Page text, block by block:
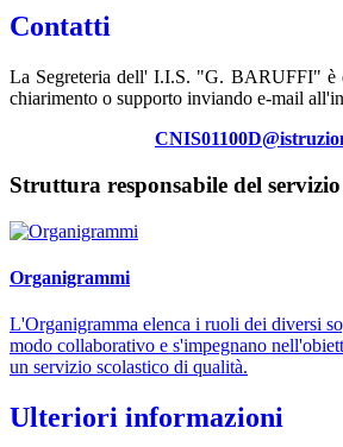
Contatti
La Segreteria dell' I.I.S. "G. BARUFFI" è
chiarimento o supporto inviando e-mail
Struttura responsabile del servizio
Organigrammi
L'Organigramma elenca i ruoli dei diversi
modo collaborativo e s'impegnano
un servizio scolastico di qualità.
Ulteriori informazioni